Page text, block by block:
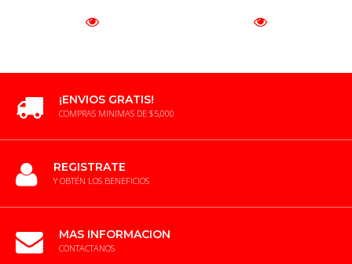
¡ENVIOS GRATIS!
COMPRAS MINIMAS DE $5,000
REGISTRATE
Y OBTÉN LOS BENEFICIOS
MAS INFORMACION
CONTACTANOS